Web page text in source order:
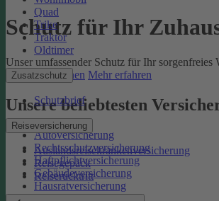
Quad
Trike
Traktor
Oldtimer
Zusatzschutz
Schutzbrief
Reiseversicherung
Auslandsreisekrankenversicherung
Reisegepäck
Reiserücktritt
Schutz für Ihr
Unser umfassender Schutz für Ihr sorgenfreies
Online berechnen Mehr erfahren
Unsere beliebtesten
Autoversicherung
Rechtsschutzversicherung
Haftpflichtversicherung
Gebäudeversicherung
Hausratversicherung